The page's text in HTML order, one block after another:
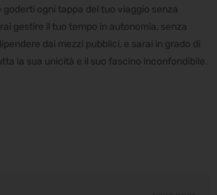
ogni tappa del tuo viaggio senza
gestire il tuo tempo in autonomia, senza
dai mezzi pubblici, e sarai in grado di
la sua unicità e il suo fascino inconfondibile.